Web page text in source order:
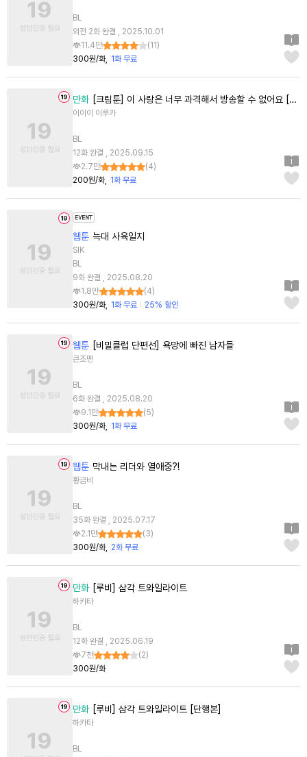
BL
외전 2화 완결 , 2025.10.01
11.4만
(11 )
300원/화
1화 무료
만화 [크림툰] 이 사랑은 너무 과격해서 방송할 수 없어요 [스크롤]
이이이 이루카
BL
12화 완결 , 2025.09.15
2.7만
(4)
200원/화
1화 무료
웹툰 늑대 사육일지
SIK
BL
9화 완결 , 2025.08.20
1.8만
(4)
300원/화
1화 무료 25% 할인
웹툰 [비밀클럽 단편선] 욕망에 빠진 남자들
큰조맨
BL
6화 완결 , 2025.08.20
9.1만
(5)
300원/화
1화 무료
웹툰 막내는 리더와 열애중?!
황금비
BL
35화 완결 , 2025.07.17
2.1만
(3)
300원/화
2화 무료
만화 [루비] 삼각 트와일라이트
하카타
BL
12화 완결 , 2025.06.19
7천
(2)
300원/화
만화 [루비] 삼각 트와일라이트 [단행본]
하카타
BL